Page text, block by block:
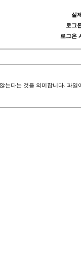
실
로그
로그온
는다는 것을 의미합니다. 파